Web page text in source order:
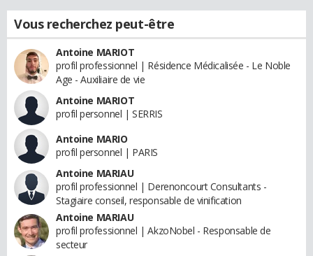
Vous recherchez peut-être
Antoine MARIOT
profil professionnel | Résidence Médicalisée - Le Noble
Age - Auxiliaire de vie
Antoine MARIOT
profil personnel | SERRIS
Antoine MARIO
profil personnel | PARIS
Antoine MARIAU
profil professionnel | Derenoncourt Consultants -
Stagiaire conseil, responsable de vinification
Antoine MARIAU
profil professionnel | AkzoNobel - Responsable de
secteur